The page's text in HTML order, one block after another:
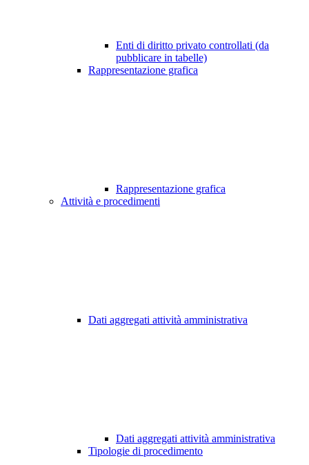
Enti di diritto privato controllati (da
pubblicare in tabelle)
Rappresentazione grafica
Rappresentazione grafica
Attività e procedimenti
Dati aggregati attività amministrativa
Dati aggregati attività amministrativa
Tipologie di procedimento